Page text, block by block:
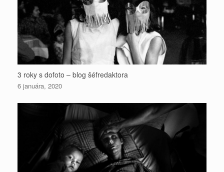
3 roky s dofoto – blog šéfredaktora
6 januára, 2020